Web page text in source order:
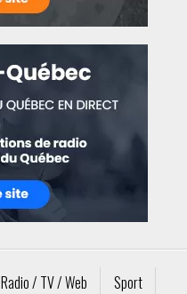
Radio / TV / Web
Sport